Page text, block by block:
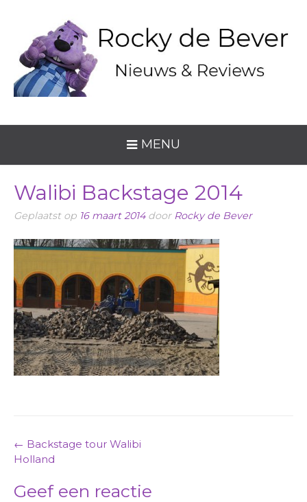
MENU
Walibi Backstage 2014
Geplaatst op 16 maart 2014door Rocky de Bever
Post
navigation
← Backstage tour Walibi
Holland
Geef een reactie